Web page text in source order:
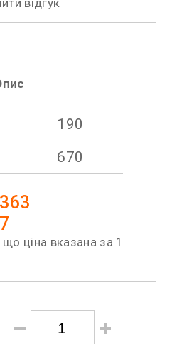
відгук
190
670
ціна вказана за 1